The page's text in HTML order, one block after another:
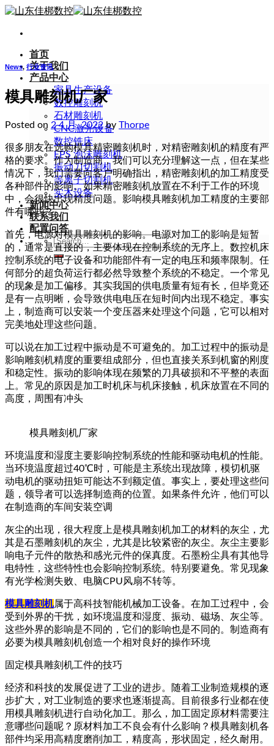
Skip
content
首页
关于我们
产品中心
家具生产设备
数控雕刻机
石材雕刻机
CNC激光设备
数控铣床
EPS 泡沫雕刻机
振动刀切割机
等离子切割机
实木设备
新闻中心
联系我们
配置问答
Search
for:
News, 行业资讯
模具雕刻机厂家
Posted on 2 4 月, 2022by Thorpe
很多朋友在选购模具精密雕刻机时，对精密雕刻机的精度有严
格的要求。作为制造商，我们可以充分理解这一点，但在某些
情况下，我们需要向客户明确指出，精密雕刻机的加工精度受
各种部件的影响。如果精密雕刻机放置在不利于工作的环境
中，会很快出现精度问题。影响模具雕刻机加工精度的主要部
件有哪些？
首先，电源对模具雕刻机的影响。电源对加工的影响是短暂
的，通常是直接的，主要体现在控制系统的无序上。数控机床
控制系统的电子设备和功能部件有一定的电压和频率限制。任
何部分的超负荷运行都必然导致整个系统的不稳定。一个常见
的现象是加工偏移。其实我国的供电质量有短有长，但毕竟还
是有一点明晰，会导致供电电压在短时间内出现不稳定。事实
上，制造商可以安装一个变压器来处理这个问题，它可以相对
完美地处理这些问题。
可以说在加工过程中振动是不可避免的。加工过程中的振动是
影响雕刻机精度的重要组成部分，但也直接关系到机窗的刚度
和稳定性。振动的影响体现在频繁的刀具破损和不平整的表面
上。常见的原因是加工时机床与机床接触，机床放置在不同的
高度，周围有冲头
模具雕刻机厂家
环境温度和湿度主要影响控制系统的性能和驱动电机的性能。
当环境温度超过40℃时，可能是主系统出现故障，模切机驱
动电机的驱动扭矩可能达不到额定值。事实上，要处理这些问
题，领导者可以选择制造商的位置。如果条件允许，他们可以
在制造商的车间安装空调
灰尘的出现，很大程度上是模具雕刻机加工的材料的灰尘，尤
其是石墨雕刻机的灰尘，尤其是比较紧密的灰尘。灰尘主要影
响电子元件的散热和感光元件的保真度。石墨粉尘具有其他导
电特性，这些特性也会影响控制系统。特别要避免。常见现象
有光学检测失败、电脑CPU风扇不转等。
模具雕刻机属于高科技智能机械加工设备。在加工过程中，会
受到外界的干扰，如环境温度和湿度、振动、磁场、灰尘等。
这些外界的影响是不同的，它们的影响也是不同的。制造商有
必要为模具雕刻机创造一个相对良好的操作环境
固定模具雕刻机工件的技巧
经济和科技的发展促进了工业的进步。随着工业制造规模的逐
步扩大，对工业制造的要求也逐渐提高。目前很多行业都在使
用模具雕刻机进行自动化加工。那么，加工固定原材料需要注
意哪些问题呢？原材料加工不良会有什么影响？模具雕刻机各
部件均采用高精度磨削加工，精度高，形状固定，经久耐用。